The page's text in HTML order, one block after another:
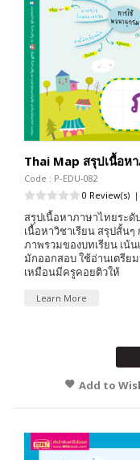
Thai Map สรุปเนื้อห
Code : P-EDU-082
0 Review(s) |
สรุปเนื้อหาภาษาไทยระ
เนื้อหาวิชาเรียน สรุปสั้น
ภาพรวมของบทเรียน เน้น
มักออกสอบ ใช้อ่านเตรียม
เหมือนมีครูคอยติวให้
Learn More
Add to